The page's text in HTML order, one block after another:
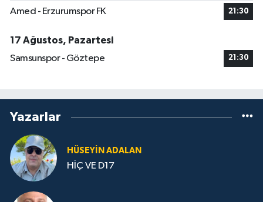
Amed - Erzurumspor FK 21:30
17 Ağustos, Pazartesi
Samsunspor - Göztepe
21:30
Yazarlar
HÜSEYIN ADALAN
HİÇ VE D17